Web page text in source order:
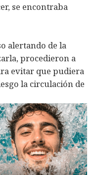
se encontraba
alertando de la
procedieron a
evitar que pudiera
la circulación de